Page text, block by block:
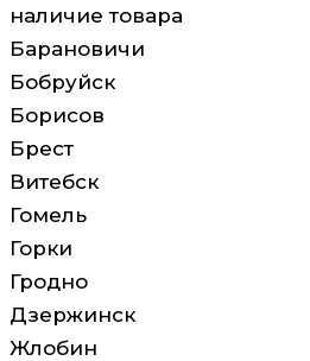
наличие товара
Барановичи
Бобруйск
Борисов
Брест
Витебск
Гомель
Горки
Гродно
Дзержинск
Жлобин